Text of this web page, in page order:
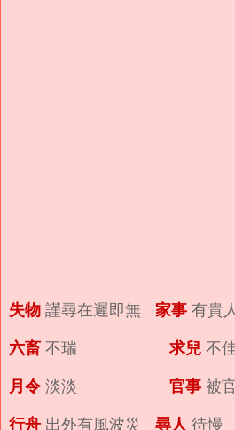
失物 謹尋在遲即無 家事 有貴
六畜 不瑞 求兒 不
月令淡淡 官事 被
行舟 出外有風波災 尋人 待慢